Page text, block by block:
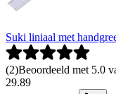
Suki liniaal met
(2)Beoordeeld met 5.0
29.89